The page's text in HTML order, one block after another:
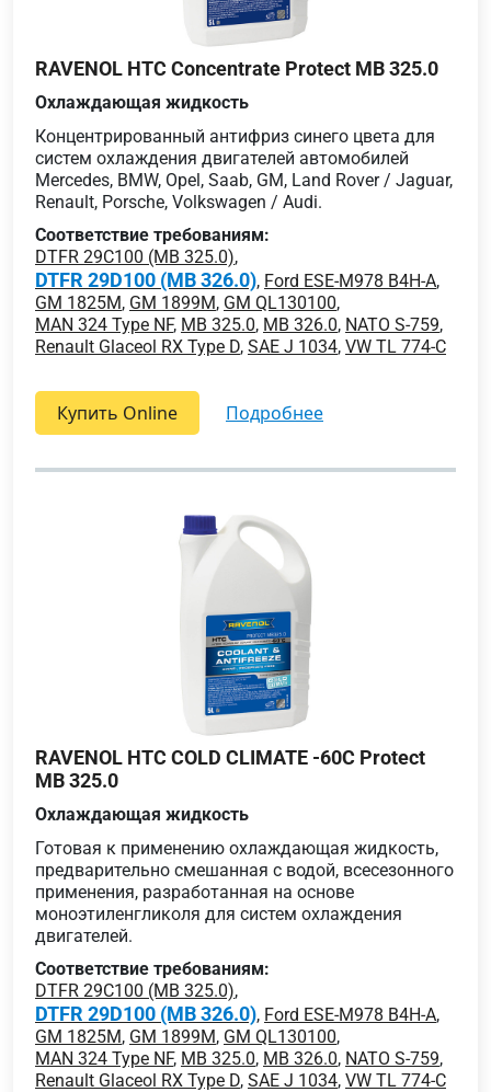
RAVENOL HTC Concentrate Protect MB 325.0
Охлаждающая жидкость
Концентрированный антифриз синего цвета для
систем охлаждения двигателей автомобилей
Mercedes, BMW, Opel, Saab, GM, Land Rover / Jaguar,
Renault, Porsche, Volkswagen / Audi.
Соответствие требованиям:
DTFR 29C100 (MB 325.0),
DTFR 29D100 (MB 326.0), Ford ESE-M978 B4H-A,
GM 1825M, GM 1899M, GM QL130100,
MAN 324 Type NF, MB 325.0, MB 326.0, NATO S-759,
Renault Glaceol RX Type D, SAE J 1034, VW TL 774-C
Купить Online подробнее
RAVENOL HTC COLD CLIMATE -60C Protect
MB 325.0
Охлаждающая жидкость
Готовая к применению охлаждающая жидкость,
предварительно смешанная с водой, всесезонного
применения, разработанная на основе
моноэтиленгликоля для систем охлаждения
двигателей.
Соответствие требованиям:
DTFR 29C100 (MB 325.0),
DTFR 29D100 (MB 326.0), Ford ESE-M978 B4H-A,
GM 1825M, GM 1899M, GM QL130100,
MAN 324 Type NF, MB 325.0, MB 326.0, NATO S-759,
Renault Glaceol RX Type D, SAE J 1034, VW TL 774-C